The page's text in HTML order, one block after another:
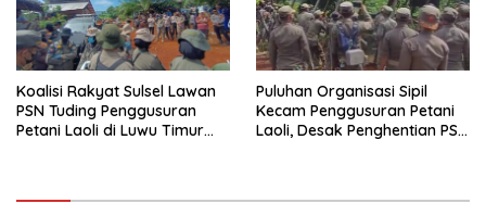
Koalisi Rakyat Sulsel Lawan
PSN Tuding Penggusuran
Petani Laoli di Luwu Timur
Puluhan Organisasi Sipil
Kecam Penggusuran Petani
Laoli, Desak Penghentian PSN